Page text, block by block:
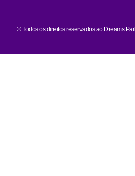
© Todos os direitos reservados ao Dreams